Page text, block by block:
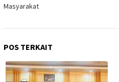
Masyarakat
POS TERKAIT